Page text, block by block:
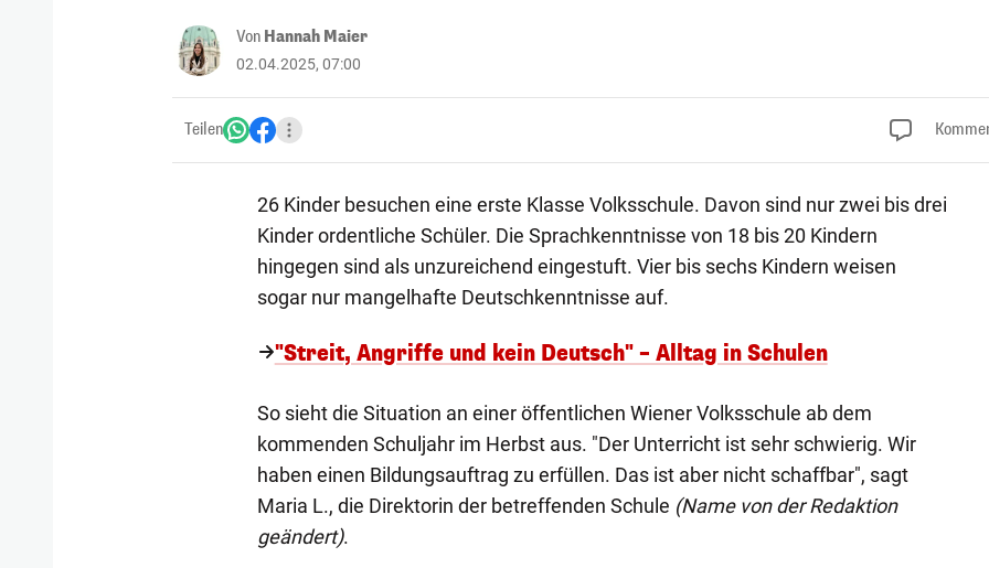
Von Hannah Maier
02.04.2025, 07:00
Teilen
26 Kinder besuchen eine erste Klasse Volksschule. Davon sind nur zwei bis drei
Kinder ordentliche Schüler. Die Sprachkenntnisse von 18 bis 20 Kindern
hingegen sind als unzureichend eingestuft. Vier bis sechs Kindern weisen
sogar nur mangelhafte Deutschkenntnisse auf.
"Streit, Angriffe und kein Deutsch" – Alltag in Schulen
So sieht die Situation an einer öffentlichen Wiener Volksschule ab dem
kommenden Schuljahr im Herbst aus. "Der Unterricht ist sehr schwierig. Wir
haben einen Bildungsauftrag zu erfüllen. Das ist aber nicht schaffbar", sagt
Maria L., die Direktorin der betreffenden Schule (Name von der Redaktion
geändert).